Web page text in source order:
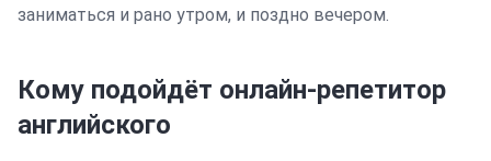
заниматься и рано утром, и поздно вечером.
Кому подойдёт онлайн-репетитор
английского